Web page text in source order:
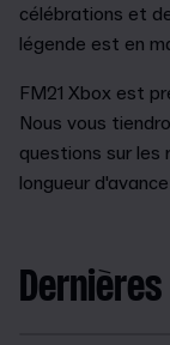
célébrations et
légende est en
FM21 Xbox est
Nous vous
questions sur les
longueur